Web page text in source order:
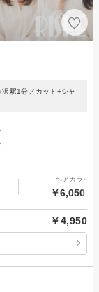
駅1分／カット+シャ
ヘアカラー
￥6,050～
￥4,950